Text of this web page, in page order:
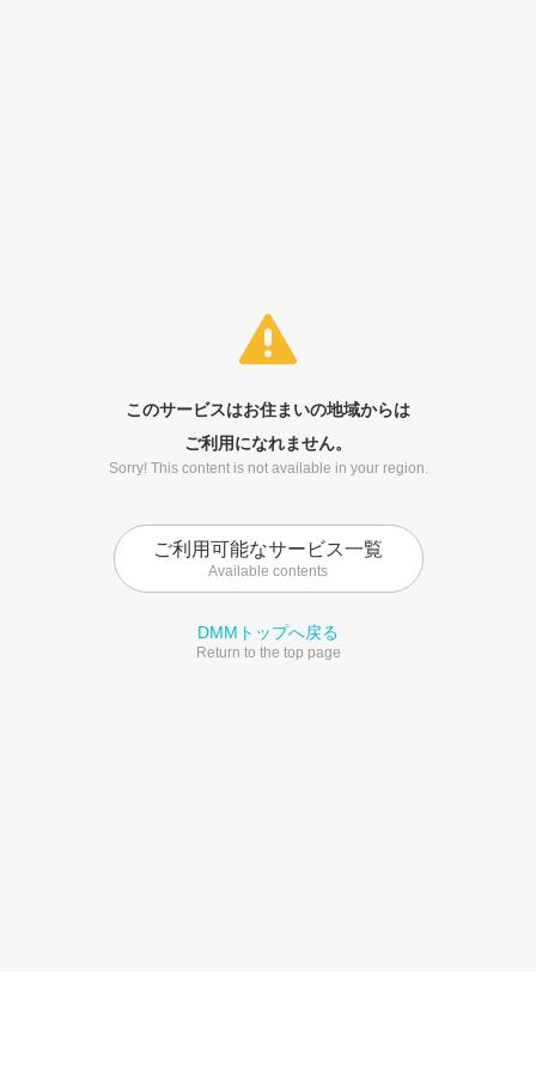
このサービスはお住まいの地域からは
ご利用になれません。
Sorry! This content is not available in your region.
ご利用可能なサービス一覧
Available contents
DMMトップへ戻る
Return to the top page